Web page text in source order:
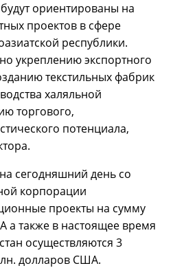
ориентированы на
проектов в сфере
республики.
укреплению экспортного
текстильных фабрик
халяльной
торгового,
потенциала,
сегодняшний день со
корпорации
проекты на сумму
а также в настоящее время
осуществляются 3
долларов США.